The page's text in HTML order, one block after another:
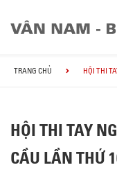
TRANG CHỦ HỘI THI
HỘI THI TAY
CẦU LẦN THỨ